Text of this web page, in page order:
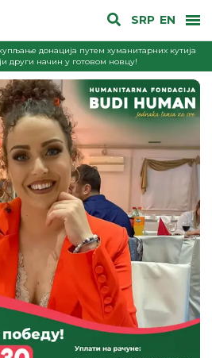
SRP EN
донација путем хуманитарних кутија
други начин у готовом новцу!